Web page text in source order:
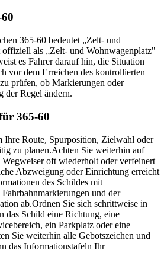
365-60 bedeutet „Zelt- und
als „Zelt- und Wohnwagenplatz"
es Fahrer darauf hin, die Situation
vor dem Erreichen des kontrollierten
prüfen, ob Markierungen oder
der Regel ändern.
365-60
Ihre Route, Spurposition, Zielwahl oder
zu planen.Achten Sie weiterhin auf
oft wiederholt oder verfeinert
Abzweigung oder Einrichtung erreicht
des Schildes mit
und der
ab.Ordnen Sie sich schrittweise in
das Schild eine Richtung, eine
ein Parkplatz oder eine
Sie weiterhin alle Gebotszeichen und
das Informationstafeln Ihr